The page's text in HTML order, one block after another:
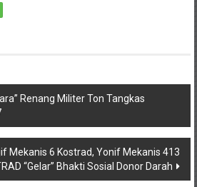
Renang Militer Ton Tangkas
Mekanis 6 Kostrad, Yonif Mekanis 413
“Gelar” Bhakti Sosial Donor Darah